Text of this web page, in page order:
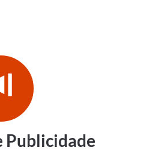
Publicidade